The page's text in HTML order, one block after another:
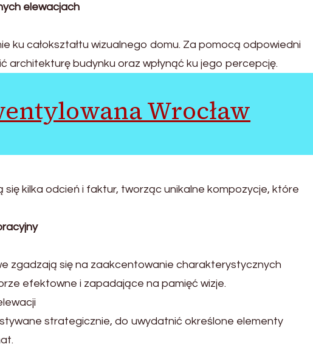
elewacjach
ku całokształtu wizualnego domu. Za pomocą odpowiedni
architekturę budynku oraz wpłynąć ku jego percepcję.
Wrocław
się kilka odcień i faktur, tworząc unikalne kompozycje, które
zgadzają się na zaakcentowanie charakterystycznych
efektowne i zapadające na pamięć wizje.
strategicznie, do uwydatnić określone elementy